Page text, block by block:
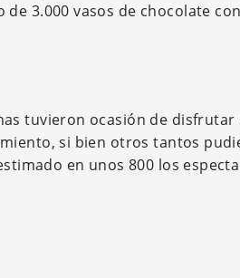
3.000 vasos de chocolate
tuvieron ocasión de
si bien otros tantos
en unos 800 los